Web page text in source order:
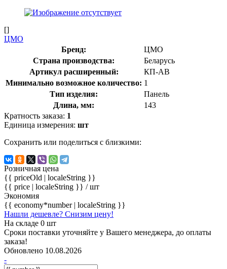
[]
ЦМО
Бренд:
ЦМО
Страна производства:
Беларусь
Артикул расширенный:
КП-АВ
Минимально возможное количество: 1
Тип изделия:
Панель
Длина, мм:
143
Кратность заказа: 1
Единица измерения: шт
Сохранить или поделиться с близкими:
Розничная цена
{{ priceOld | localeString }}
{{ price | localeString }} / шт
Экономия
{{ economy*number | localeString }}
Нашли дешевле? Снизим цену!
На складе 0 шт
Сроки поставки уточняйте у Вашего менеджера, до оплаты
заказа!
Обновлено 10.08.2026
-